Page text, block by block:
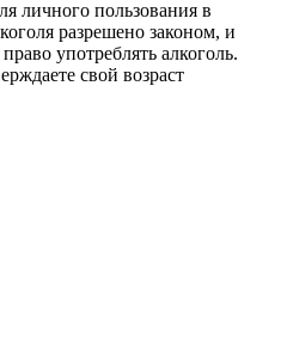
личного пользования в
разрешено законом, и
употреблять алкоголь.
свой возраст